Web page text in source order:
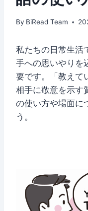
By BiRead Team
私たちの日常生活
手への思いやりを
要です。「教えて
相手に敬意を示す
の使い方や場面に
う。